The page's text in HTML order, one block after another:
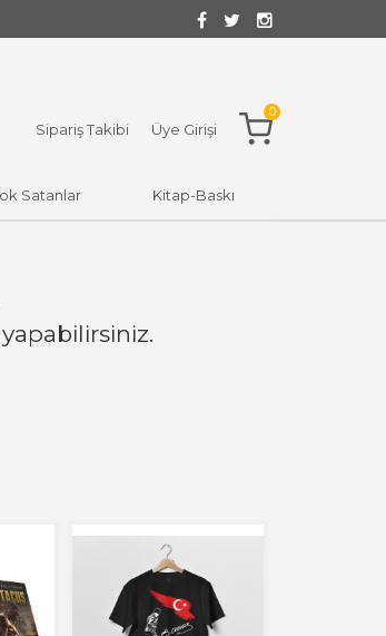
Sipariş Takibi Üye Girişi
0
Satanlar Kitap-Baskı